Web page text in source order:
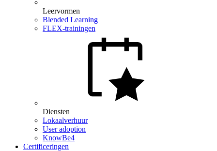
Leervormen
Blended Learning
FLEX-trainingen
Diensten
Lokaalverhuur
User adoption
KnowBe4
Certificeringen